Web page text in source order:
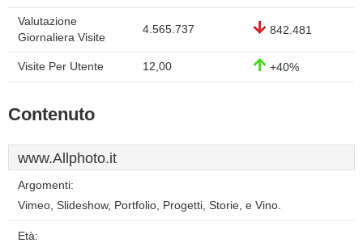
Valutazione
Giornaliera Visite
4.565.737 842.481
Visite Per Utente 12,00 +40%
Contenuto
www.Allphoto.it
Argomenti:
Vimeo, Slideshow, Portfolio, Progetti, Storie, e Vino.
Età: